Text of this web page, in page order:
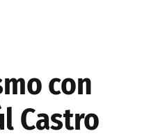
con
Castro